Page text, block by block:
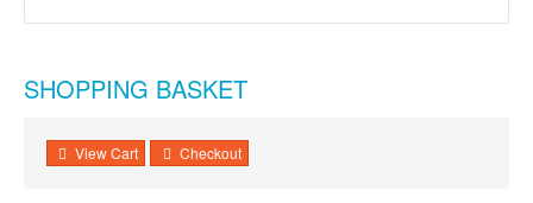
SHOPPING BASKET
View Cart Checkout